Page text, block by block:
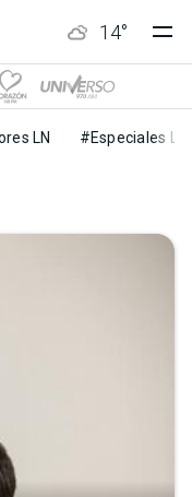
14°
LN #Especiales LN